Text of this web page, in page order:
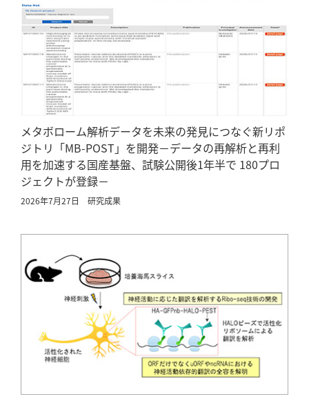
メタボローム解析データを未来の発見につなぐ新リポ
ジトリ「MB-POST」を開発－データの再解析と再利
用を加速する国産基盤、試験公開後1年半で 180プロ
ジェクトが登録－
2026年7月27日 研究成果